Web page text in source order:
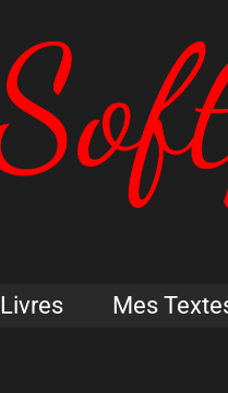
Livres Mes